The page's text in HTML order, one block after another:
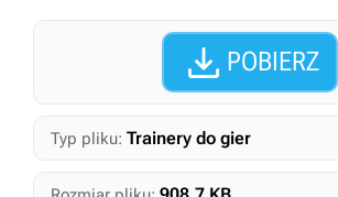
 POBIERZ
Typ pliku: Trainery do gier